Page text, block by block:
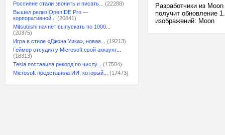
Россияне стали звонить и писать...
(22288)
Вышел релиз OpenIDE Pro —
корпоративной...
(20841)
Mitsubishi начнёт выпускать по 1000...
(20375)
Игра в стиле «Джона Уика», новая...
(19213)
Геймер отсудил у Microsoft свой аккаунт...
(18313)
Tesla поставила рекорд по числу...
(17504)
Microsoft представила ИИ, который...
(17473)
Разработчики из
получит обновление
изображений: Moon